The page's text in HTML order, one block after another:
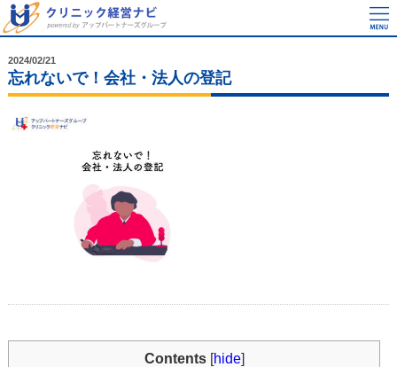
2024/02/21
忘れないで！会社・法人の登記
Contents [hide]